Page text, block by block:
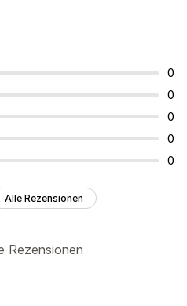
0
0
0
0
0
Alle Rezensionen
Rezensionen